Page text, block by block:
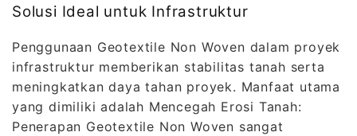
Solusi Ideal untuk Infrastruktur
Penggunaan Geotextile Non Woven dalam proyek
infrastruktur memberikan stabilitas tanah serta
meningkatkan daya tahan proyek. Manfaat utama
yang dimiliki adalah Mencegah Erosi Tanah:
Penerapan Geotextile Non Woven sangat